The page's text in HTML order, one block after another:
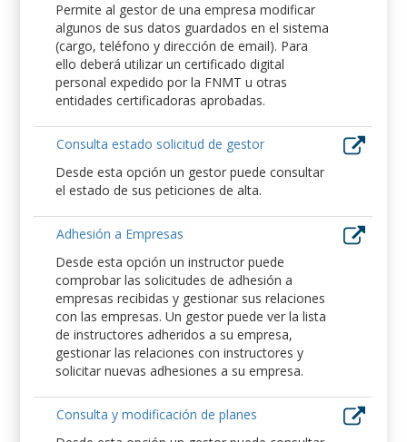
Permite al gestor de una empresa modificar
algunos de sus datos guardados en el sistema
(cargo, teléfono y dirección de email). Para
ello deberá utilizar un certificado digital
personal expedido por la FNMT u otras
entidades certificadoras aprobadas.
Consulta estado solicitud de gestor
Desde esta opción un gestor puede consultar
el estado de sus peticiones de alta.
Adhesión a Empresas
Desde esta opción un instructor puede
comprobar las solicitudes de adhesión a
empresas recibidas y gestionar sus relaciones
con las empresas. Un gestor puede ver la lista
de instructores adheridos a su empresa,
gestionar las relaciones con instructores y
solicitar nuevas adhesiones a su empresa.
Consulta y modificación de planes